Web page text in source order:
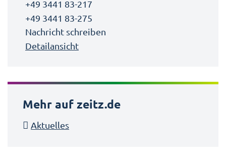
+49 3441 83-217
+49 3441 83-275
Nachricht schreiben
Detailansicht
Mehr auf zeitz.de
Aktuelles